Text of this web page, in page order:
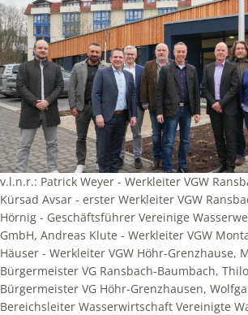
v.l.n.r.: Patrick Weyer - Werkleiter VGW
Kürsad Avsar - erster Werkleiter VGW
Hörnig - Geschäftsführer Vereinige
GmbH, Andreas Klute - Werkleiter VGW
Häuser - Werkleiter VGW Höhr-Grenzhause,
Bürgermeister VG Ransbach-Baumbach,
Bürgermeister VG Höhr-Grenzhausen,
Bereichsleiter Wasserwirtschaft Vereinigte